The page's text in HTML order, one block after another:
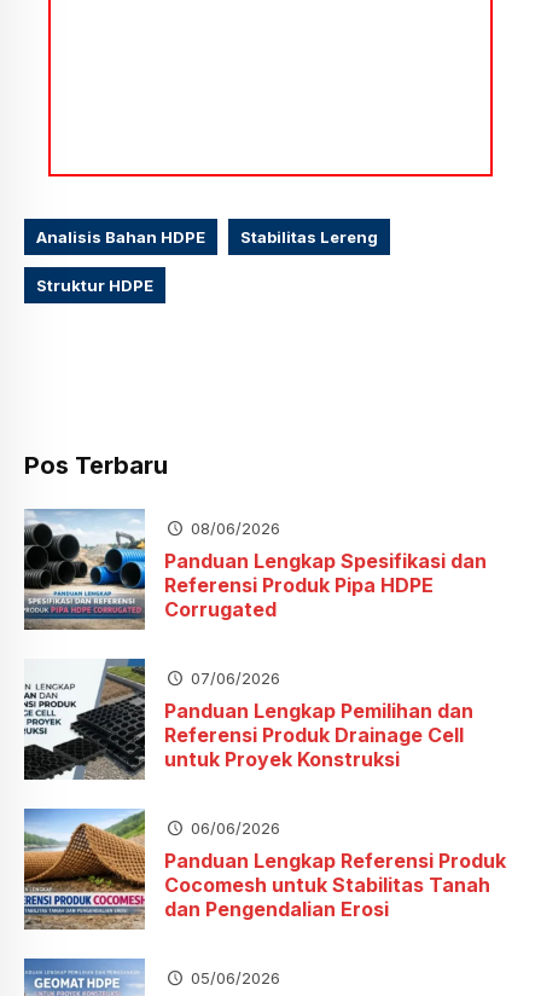
Analisis Bahan HDPE Stabilitas Lereng
Struktur HDPE
Pos Terbaru
08/06/2026
Panduan Lengkap Spesifikasi dan
Referensi Produk Pipa HDPE
Corrugated
07/06/2026
Panduan Lengkap Pemilihan dan
Referensi Produk Drainage Cell
untuk Proyek Konstruksi
06/06/2026
Panduan Lengkap Referensi Produk
Cocomesh untuk Stabilitas Tanah
dan Pengendalian Erosi
05/06/2026